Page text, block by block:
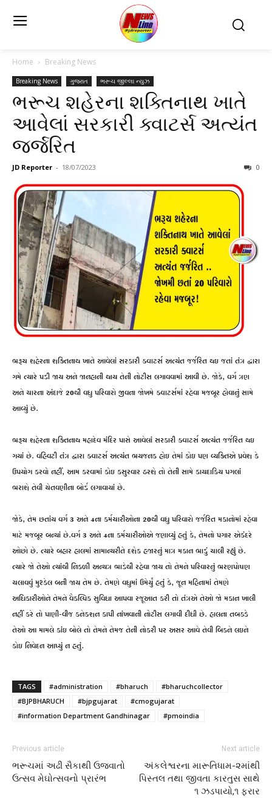
Home Breaking News
Breaking News ગુજરાત ભરૂચ જીલ્લા ન્યુઝ
ભરૂચ શહેરના શક્તિનાથ ખાતે
આવેલાં સરકારી ક્વાટર્સ અત્યંત
જર્જરિત
JD Reporter - 18/07/2023 0
ભરૂચ શહેરના શક્તિનાથ ખાતે આવેલાં સરકારી ક્વાટર્સ અત્યંત જર્જરિત થઇ જતાં તંત્ર દ્વારા
ગમે ત્યારે પડી જાય અને જાનહાની થાય તેની નોટીસ લગાવવામાં આવી છે. જોકે, વર્ગ ત્રણ
અને ચારના અંદાજે 20થી વધુ પરિવારો જીવના જોખમે ક્વાટર્સમાં રહેવા મજબૂર હોવાનું સામે
આવ્યું છે.
ભરૂચ શહેરના શક્તિનાથ મહાદેવ મંદિર પાસે આવેલાં સરકારી ક્વાટર્સ અત્યંત જર્જરિત થઇ
ગયાં છે. વહિવટી તંત્ર દ્વારા ક્વાટર્સ અત્યંત ભયજનક હોઇ તેમાં કોઇ પણ વ્યક્તિએ પ્રવેશ કે
ઉપયોગ કરવો નહીં, આમ કરવામાં કોઇ કસુરવાર ઠરશે તો તેની સામે કાયદાકિય પગલાં
ભરાશે તેવી ચેતવણીના બોર્ડ લગાવાયાં છે.
જોકે, તેમ છતાંય વર્ગ 3 અને 4ના કર્મચારીઓના 20થી વધુ પરિવારો જર્જરિત મકાનોમાં રહેવા
માટે મજબૂર બન્યાં છે.વર્ગ 3 અને 4ના કર્મચારીઓએ જણાવ્યું હતું કે, તેમનો પગાર એકંદરે
ઓછો છે. ત્યારે બહાર હાલમાં સામાન્યરીતે દશેક હજારનું માત્ર મકાન ભાડું ચાલી રહ્યું છે.
ત્યારે જો તેઓ ત્યાંથી નિકળી અન્યત્ર ભાડેથી રહેવા જાય તો તેમને પરિવારનું ભરણપોષણ
ચલાવવું મુશ્કેલ બની જાય તેમ છે. તેમણે વધુમાં ઉમેર્યું હતું કે, જૂન મહિનામાં તેમણે
અધિકારીઓને તેમને વૈકલ્પિક સુવિધા આપવા રજૂઆત કરી તો તંત્રએ તેઓ જો મકાન ખાલી
નહીં કરે તો પાણી-વીજ કનેક્શન કાપી નાંખવાની નોટીસ લગાવી દીધી છે. હાલના તબક્કે
તેઓ આ મામલે કાંઇ બોલે તો તેમને તેમજ તેની નોકરી પર અસર આવે તેવી બિકને લઇને
કોઇ નિવેદન આપ્યું ન હતું.
TAGS #administration #bharuch
#bharuchcollector
#BJPBHARUCH
#bjpgujarat
#cmogujarat
#information Department Gandhinagar
#pmoindia
Previous article
ભરૂચમાં અઢી સૈકાથી ઉજવાતો
ઉત્સવ મેઘોત્સવનો પ્રારંભ
Next article
અંકલેશ્વરના મારૂતિધામ-૨માંથી
પિસ્તલ તથા જીવતા કારતુસ સાથે
૧ ઝડપાયો,૧ ફરાર